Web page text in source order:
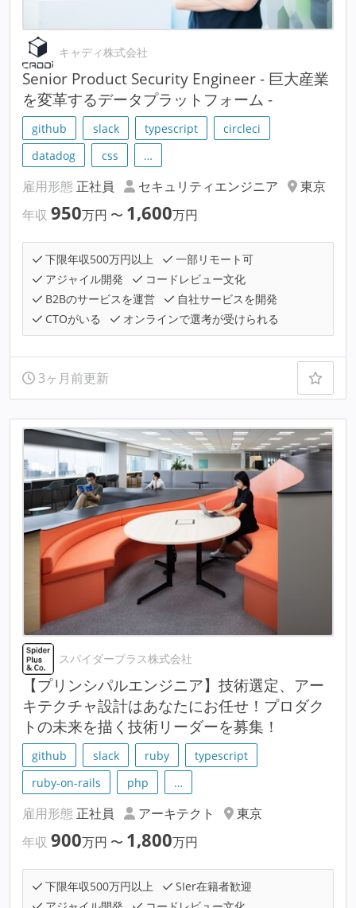
キャディ株式会社
Senior Product Security Engineer - 巨大産業
を変革するデータプラットフォーム -
github slack typescript
circleci
datadog
css …
雇用形態 正社員 セキュリティエンジニア
東京
年収 950万円 〜 1,600万円
下限年収500万円以上
一部リモート可
アジャイル開発
コードレビュー文化
B2Bのサービスを運営
自社サービスを開発
CTOがいる
オンラインで選考が受けられる
3ヶ月前更新
スパイダープラス株式会社
【プリンシパルエンジニア】技術選定、アー
キテクチャ設計はあなたにお任せ！プロダク
トの未来を描く技術リーダーを募集！
github slack ruby
typescript
ruby-on-rails
php …
雇用形態 正社員 アーキテクト
東京
年収 900万円 〜 1,800万円
下限年収500万円以上
SIer在籍者歓迎